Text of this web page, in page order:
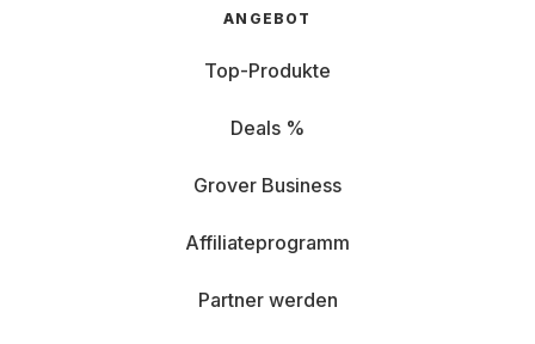
ANGEBOT
Top-Produkte
Deals %
Grover Business
Affiliateprogramm
Partner werden